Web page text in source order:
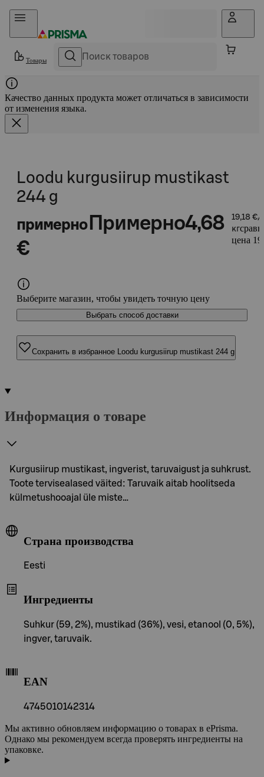
Прыгать в контент
Товары
Качество данных продукта может отличаться в зависимости
от изменения языка.
Loodu kurgusiirup mustikast
244 g
примерно Примерно4,68
€
19,18 €/
кг
цена
Выберите магазин, чтобы увидеть точную цену
Выбрать способ доставки
Сохранить в избранное Loodu kurgusiirup mustikast 244 g
Информация о товаре
Kurgusiirup mustikast, ingverist, taruvaigust ja suhkrust.
Toote tervisealased väited: Taruvaik aitab hoolitseda
külmetushooajal üle miste…
Страна производства
Eesti
Ингредиенты
Suhkur (59, 2%), mustikad (36%), vesi, etanool (0, 5%),
ingver, taruvaik.
EAN
4745010142314
Мы активно обновляем информацию о товарах в ePrisma.
Однако мы рекомендуем всегда проверять ингредиенты на
упаковке.